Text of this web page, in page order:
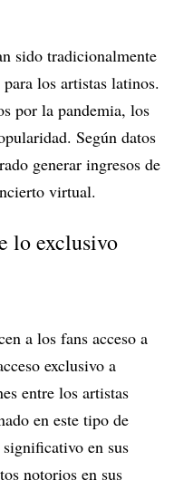
sido tradicionalmente
los artistas latinos.
por la pandemia, los
Según datos
generar ingresos de
virtual.
lo exclusivo
a los fans acceso a
exclusivo a
entre los artistas
en este tipo de
en sus
notorios en sus